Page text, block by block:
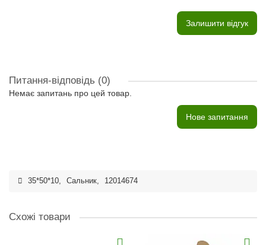
Залишити відгук
Питання-відповідь (0)
Немає запитань про цей товар.
Нове запитання
35*50*10, Сальник, 12014674
Схожі товари